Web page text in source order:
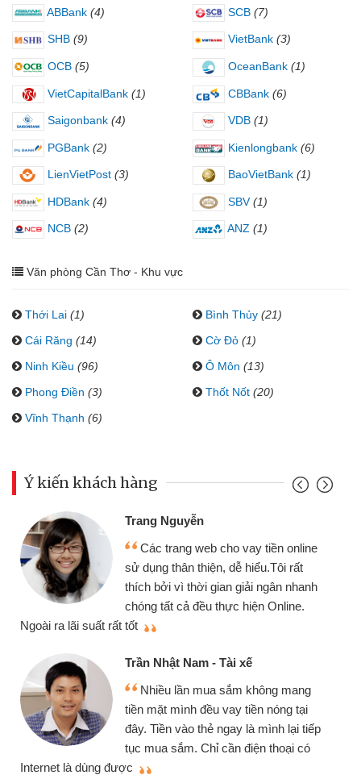
ABBank (4) SCB (7)
SHB (9) VietBank (3)
OCB (5) OceanBank (1)
VietCapitalBank (1) CBBank (6)
Saigonbank (4) VDB (1)
PGBank (2) Kienlongbank (6)
LienVietPost (3) BaoVietBank (1)
HDBank (4) SBV (1)
NCB (2) ANZ (1)
Văn phòng Cần Thơ - Khu vực
Thới Lai (1) Bình Thủy (21)
Cái Răng (14) Cờ Đỏ (1)
Ninh Kiều (96) Ô Môn (13)
Phong Điền (3) Thốt Nốt (20)
Vĩnh Thạnh (6)
Ý kiến khách hàng
Trang Nguyễn
Các trang web cho vay tiền online
sử dụng thân thiện, dễ hiểu.Tôi rất
thích bởi vì thời gian giải ngân nhanh
chóng tất cả đều thực hiện Online.
Ngoài ra lãi suất rất tốt
Trần Nhật Nam - Tài xế
Nhiều lần mua sắm không mang
tiền mặt mình đều vay tiền nóng tại
đây. Tiền vào thẻ ngay là mình lại tiếp
tục mua sắm. Chỉ cần điện thoại có
Internet là dùng được